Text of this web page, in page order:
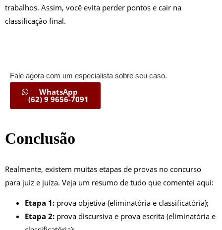
trabalhos. Assim, você evita perder pontos e cair na
classificação final.
Fale agora com um especialista sobre seu caso.
WhatsApp
(62) 9 9656-7091
Conclusão
Realmente, existem muitas etapas de provas no concurso
para juiz e juíza. Veja um resumo de tudo que comentei aqui:
Etapa 1: prova objetiva (eliminatória e classificatória);
Etapa 2: prova discursiva e prova escrita (eliminatória e